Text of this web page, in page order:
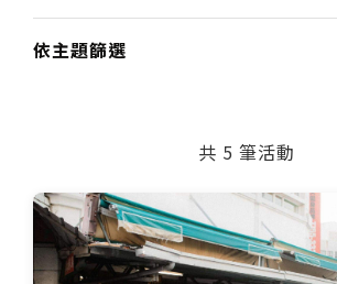
其他活動
依主題篩選
共 5 筆活動